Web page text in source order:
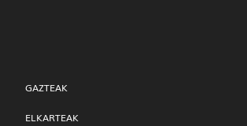
GAZTEAK
ELKARTEAK